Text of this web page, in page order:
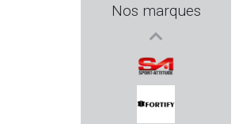
Nos marques
FLUNATEC
SA SPORT ATTITUDE